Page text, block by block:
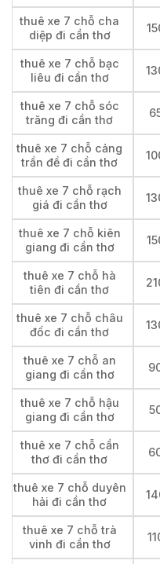
thuê xe 7 chỗ cha
diệp đi cần thơ
thuê xe 7 chỗ bạc
liêu đi cần thơ
thuê xe 7 chỗ sóc
trăng đi cần thơ
thuê xe 7 chỗ cảng
trần đề đi cần thơ
thuê xe 7 chỗ rạch
giá đi cần thơ
thuê xe 7 chỗ kiên
giang đi cần thơ
thuê xe 7 chỗ hà
tiên đi cần thơ
thuê xe 7 chỗ châu
đốc đi cần thơ
thuê xe 7 chỗ an
giang đi cần thơ
thuê xe 7 chỗ hậu
giang đi cần thơ
thuê xe 7 chỗ cần
thơ đi cần thơ
thuê xe 7 chỗ duyên
hải đi cần thơ
thuê xe 7 chỗ trà
vinh đi cần thơ